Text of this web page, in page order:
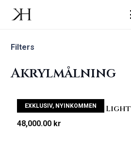
Filters
Akrylmålning
Ronny Hård – Neon Light
48,000.00 kr
EXKLUSIV, NYINKOMMEN